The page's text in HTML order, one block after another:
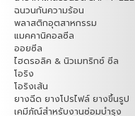
ฉนวนกันความร้อน
พลาสติกอุตสาหกรรม
แมคคานิคอลซีล
ออยซีล
ไฮดรอลิค & นิวเมทริกซ์ ซีล
โอริง
โอริงเส้น
ยางฉีด ยางโปรไฟล์ ยางขึ้นรูป
เคมีภัณ์สำหรับงานซ่อมบำรุง